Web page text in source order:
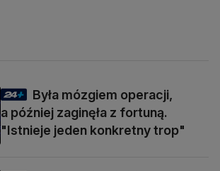
Była mózgiem operacji,
a później zaginęła z fortuną.
"Istnieje jeden konkretny trop"